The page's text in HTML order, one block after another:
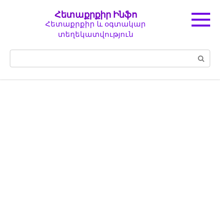
Հետաքրքիր Ինֆո
Հետաքրքիր և օգտակար
տեղեկատվություն